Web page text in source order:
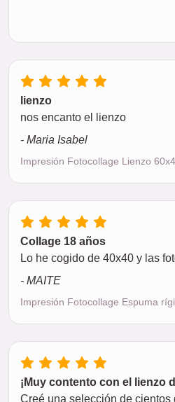
lienzo
nos encanto el lienzo
- Maria Isabel
Impresión Fotocollage Lienzo
Collage 18 años
Lo he cogido de 40x40 y las
- MAITE
Impresión Fotocollage Espuma
¡Muy contento con el lienzo
Creé una selección de